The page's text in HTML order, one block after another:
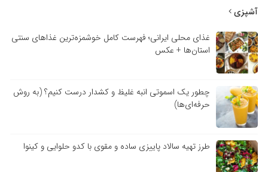
آشپزی
غذای محلی ایرانی؛ فهرست کامل خوشمزه‌ترین غذاهای سنتی
استان‌ها + عکس
چطور یک اسموتی انبه غلیظ و کشدار درست کنیم؟ (به روش
حرفه‌ای‌ها)
طرز تهیه سالاد پاییزی ساده و مقوی با کدو حلوایی و کینوا